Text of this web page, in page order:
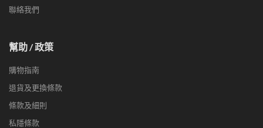
聯絡我們
幫助 / 政策
購物指南
退貨及更換條款
條款及細則
私隱條款